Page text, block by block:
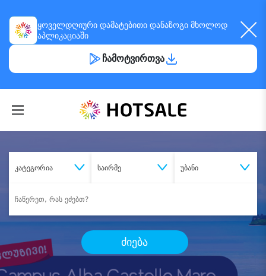
ყოველდღიური დამატებითი დანაზოგი მხოლოდ
აპლიკაციაში
ჩამოტვირთვა
კატეგორია საირმე უბანი
ძიება